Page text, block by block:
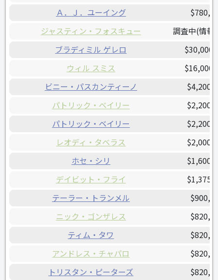
Ａ．Ｊ．ユーイング
ジャスティン・フォスキュー
調査中(情報
ブラディミル ゲレロ
ウィル スミス
ビニー・パスカンティーノ
パトリック・ベイリー
パトリック・ベイリー
レオディ・タベラス
ホセ・シリ
デイビット・フライ
テーラー・トランメル
ニック・ゴンザレス
ティム・タワ
アンドレス・チャパロ
トリスタン・ピーターズ